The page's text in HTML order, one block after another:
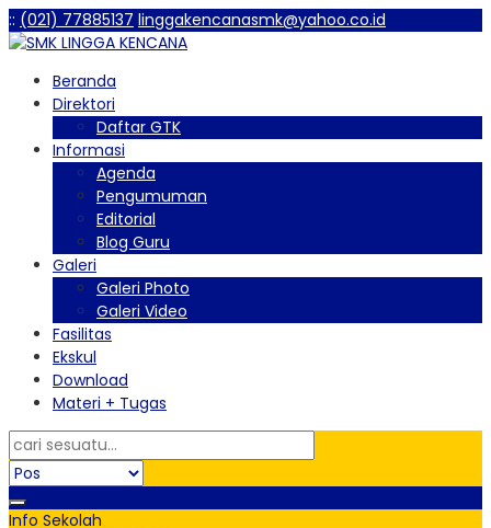
:: (021) 77885137 linggakencanasmk@yahoo.co.id
Beranda
Direktori
Daftar GTK
Informasi
Agenda
Pengumuman
Editorial
Blog Guru
Galeri
Galeri Photo
Galeri Video
Fasilitas
Ekskul
Download
Materi + Tugas
Info Sekolah